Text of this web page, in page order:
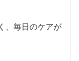
、毎日のケアが